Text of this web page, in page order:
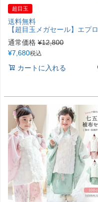
超目玉
送料無料
【超目玉メガセール】エプロン着物ワンピース レディース 女の子 お正月 写真撮影 大正レトロ キャサリンコテージ 洗える着物 背中ファスナー 簡単着付け TAK
通常価格 ¥12,800
¥7,680税込
カートに入れる